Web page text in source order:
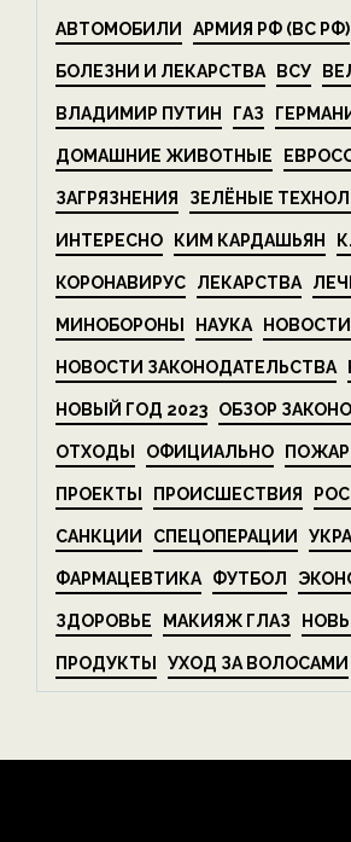
АВТОМОБИЛИ АРМИЯ РФ (ВС РФ)
БОЛЕЗНИ И ЛЕКАРСТВА ВСУ
ВЛАДИМИР ПУТИН ГАЗ
ДОМАШНИЕ ЖИВОТНЫЕ
ЗАГРЯЗНЕНИЯ ЗЕЛЁНЫЕ
ИНТЕРЕСНО КИМ КАРДАШЬЯН
КОРОНАВИРУС ЛЕКАРСТВА
МИНОБОРОНЫ НАУКА НОВОСТИ
НОВОСТИ ЗАКОНОДАТЕЛЬСТВА
НОВЫЙ ГОД 2023 ОБЗОР
ОТХОДЫ ОФИЦИАЛЬНО
ПРОЕКТЫ ПРОИСШЕСТВИЯ
САНКЦИИ СПЕЦОПЕРАЦИИ
ФАРМАЦЕВТИКА ФУТБОЛ
ЗДОРОВЬЕ МАКИЯЖ ГЛАЗ
ПРОДУКТЫ УХОД ЗА ВОЛОСАМИ